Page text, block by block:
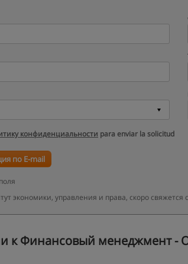
конфиденциальности para enviar la solicitud
по E-mail
экономики, управления и права, скоро
к Финансовый менеджмент -